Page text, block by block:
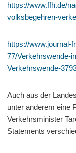
https://www.ffh.de/
volksbegehren-
https://www.journal-
77/Verkehrswende-
Verkehrswende-
Auch aus der
unter anderem eine
Verkehrsminister
Statements